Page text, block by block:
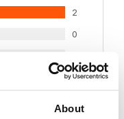
About
2
0
0